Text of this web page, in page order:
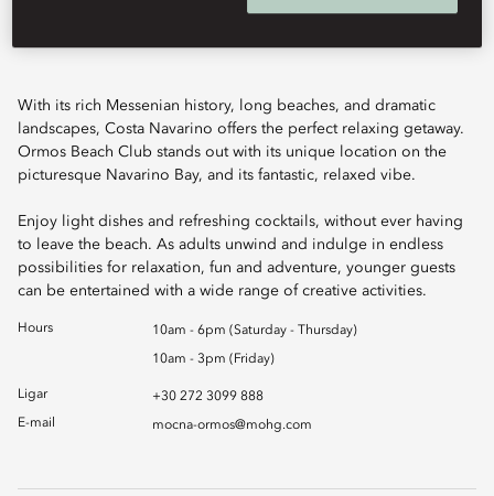
from the comfort of your luxurious sun lounger or private
With its rich Messenian history, long beaches, and dramatic
landscapes, Costa Navarino offers the perfect relaxing getaway.
Ormos Beach Club stands out with its unique location on the
picturesque Navarino Bay, and its fantastic, relaxed vibe.
Enjoy light dishes and refreshing cocktails, without ever having
to leave the beach. As adults unwind and indulge in endless
possibilities for relaxation, fun and adventure, younger guests
can be entertained with a wide range of creative activities.
Hours 10am - 6pm (Saturday - Thursday)
10am - 3pm (Friday)
Ligar
+30 272 3099 888
E-mail
mocna-ormos@mohg.com